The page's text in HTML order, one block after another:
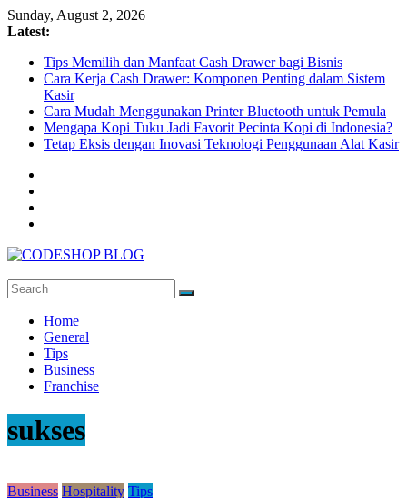
Skip
to
Sunday, August 2, 2026
Latest:
Tips Memilih dan Manfaat Cash Drawer bagi Bisnis
Cara Kerja Cash Drawer: Komponen Penting dalam Sistem
Kasir
Cara Mudah Menggunakan Printer Bluetooth untuk Pemula
Mengapa Kopi Tuku Jadi Favorit Pecinta Kopi di Indonesia?
Tetap Eksis dengan Inovasi Teknologi Penggunaan Alat Kasir
CODESHOP
Home
General
Tips
Business
Franchise
sukses
Business Hospitality Tips